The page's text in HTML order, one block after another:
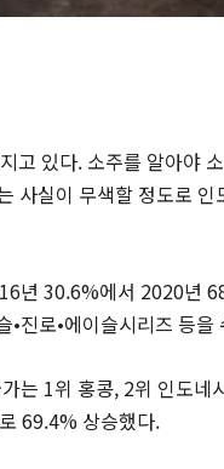
고 있다. 소주를 알아야
사실이 무색할 정도로
년 30.6%에서 2020년
진로•에이슬시리즈 등을
는 1위 홍콩, 2위 인도네
69.4% 상승했다.